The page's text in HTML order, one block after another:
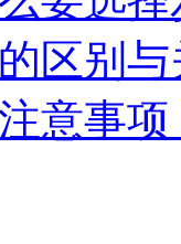
区别
意事